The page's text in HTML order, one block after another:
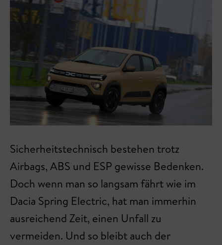
Sicherheitstechnisch bestehen trotz
Airbags, ABS und ESP gewisse Bedenken.
Doch wenn man so langsam fährt wie im
Dacia Spring Electric, hat man immerhin
ausreichend Zeit, einen Unfall zu
vermeiden. Und so bleibt auch der